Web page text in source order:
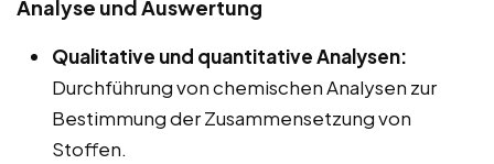
Analyse und Auswertung
Qualitative und quantitative Analysen:
Durchführung von chemischen Analysen zur
Bestimmung der Zusammensetzung von
Stoffen.